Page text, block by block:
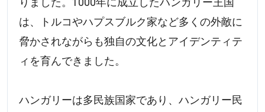
は、トルコやハプスブルク家など多くの外敵に
脅かされながらも独自の文化とアイデンティテ
ィを育んできました。
ハンガリーは多民族国家であり、ハンガリー民